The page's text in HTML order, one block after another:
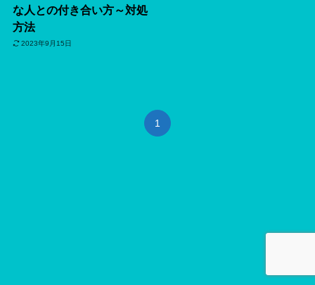
な人との付き合い方～対処
方法
2023年9月15日
1